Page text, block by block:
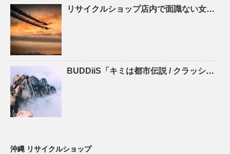
リサイクルショップ店内で面識ない女子高校生の首をシャープペンシルで刺す 41歳の男を殺人未遂 …
BUDDiiS「キミは都市伝説 / クラッシュパラダイス」初回生産限定盤 Type-B – ナタリー
沖縄 リサイクルショップ